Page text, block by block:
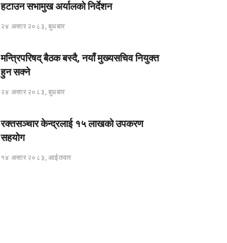
हटाउन सभामुख अर्यालको निर्देशन
२४ असार २०८३, बुधबार
मन्त्रिपरिषद् बैठक बस्दै, नयाँ मुख्यसचिव नियुक्त
हुन सक्ने
२४ असार २०८३, बुधबार
रक्तसञ्चार केन्द्रलाई १५ लाखको उपकरण
सहयोग
१४ असार २०८३, आईतवार